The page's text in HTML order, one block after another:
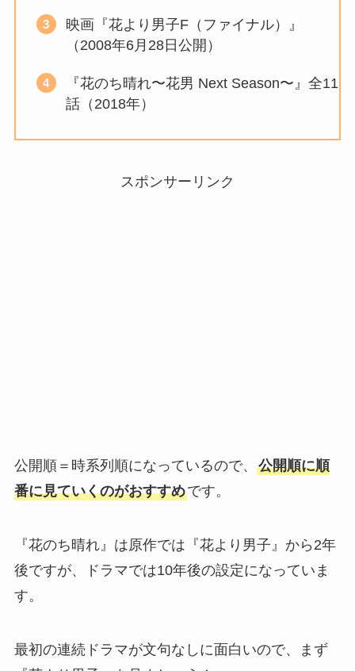
映画『花より男子F（ファイナル）』
（2008年6月28日公開）
『花のち晴れ〜花男 Next Season〜』全11
話（2018年）
スポンサーリンク
公開順＝時系列順になっているので、 公開順に順
番に見ていくのがおすすめです。
『花のち晴れ』は原作では『花より男子』から2年
後ですが、ドラマでは10年後の設定になっていま
す。
最初の連続ドラマが文句なしに面白いので、まず